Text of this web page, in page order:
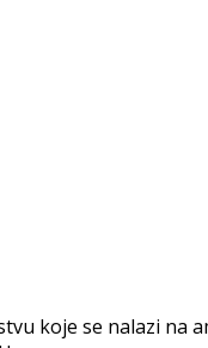
koje se nalazi na